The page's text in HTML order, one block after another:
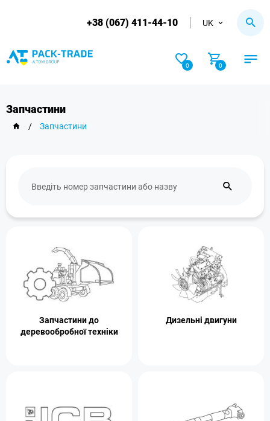
+38 (067) 411-44-10 UK
0 0
Запчастини
/ Запчастини
Запчастини до
деревообробної техніки
Дизельні двигуни